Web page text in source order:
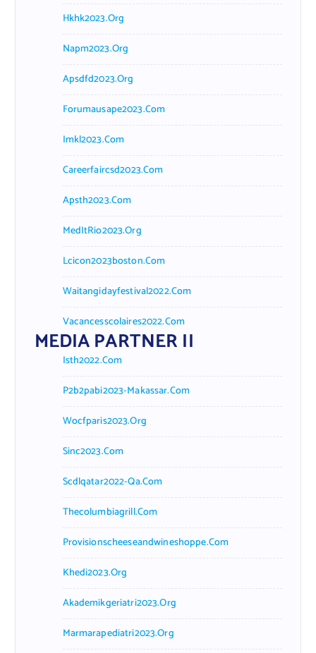
Hkhk2023.org
Napm2023.org
Apsdfd2023.org
Forumausape2023.com
Imkl2023.com
Careerfaircsd2023.com
Apsth2023.com
MedItRio2023.org
Lcicon2023boston.com
Waitangidayfestival2022.com
Vacancesscolaires2022.com
MEDIA PARTNER II
Isth2022.com
P2b2pabi2023-Makassar.com
Wocfparis2023.org
Sinc2023.com
Scdlqatar2022-Qa.com
Thecolumbiagrill.com
Provisionscheeseandwineshoppe.com
Khedi2023.org
Akademikgeriatri2023.org
Marmarapediatri2023.org